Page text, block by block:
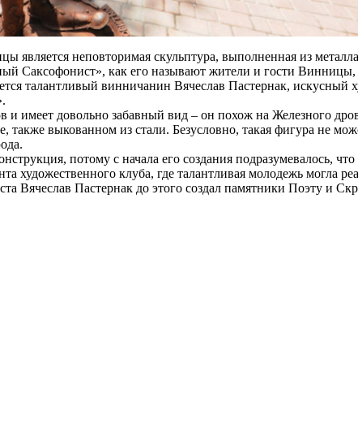
является неповторимая скульптура, выполненная из
Саксофонист», как его называют жители и гости Винницы,
талантливый винничанин Вячеслав Пастернак,
и имеет довольно забавный вид – он похож на Железного
также выкованном из стали. Безусловно, такая фигура не
потому с начала его создания подразумевалось,
художественного клуба, где талантливая молодежь могла
Вячеслав Пастернак до этого создал памятники Поэту и